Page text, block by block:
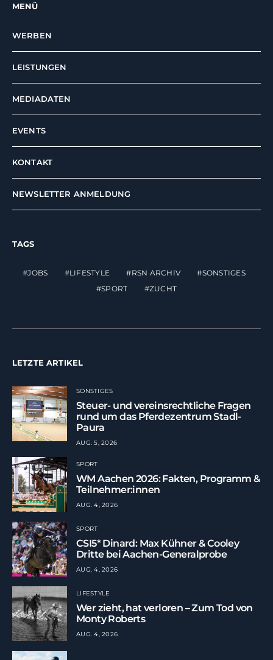
MENÜ
WERBEN
LEISTUNGEN
MEDIADATEN
EVENTS
KONTAKT
NEWSLETTER ANMELDUNG
TAGS
JOBS LIFESTYLE RSN ARCHIV
SONSTIGES
SPORT
ZUCHT
LETZTE ARTIKEL
SONSTIGES
Steuer- und vereinsrechtliche Fragen
rund um das Pferdezentrum Stadl-
Paura
AUG. 5, 2026
SPORT
WM Aachen 2026: Fakten, Programm &
Teilnehmer:innen
AUG. 4, 2026
SPORT
CSI5* Dinard: Max Kühner & Cooley
Dritte bei Aachen-Generalprobe
AUG. 4, 2026
LIFESTYLE
Wer zieht, hat verloren – Zum Tod von
Monty Roberts
AUG. 4, 2026